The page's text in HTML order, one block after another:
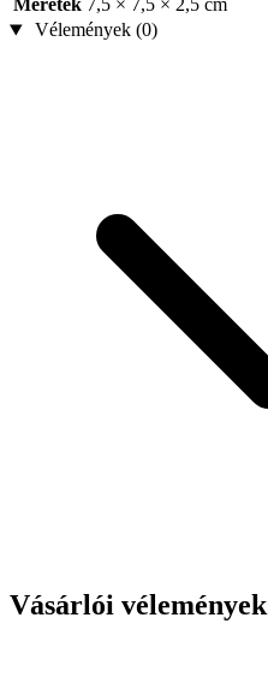
Méretek 7,5 × 7,5 × 2,5 cm
Vélemények (0)
Vásárlói vélemények